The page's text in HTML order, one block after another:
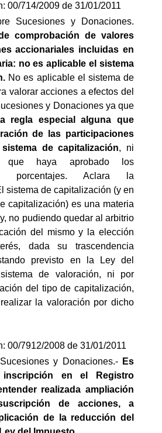
00/714/2009 de 31/01/2011
Sucesiones y Donaciones.
comprobación de valores
accionariales incluidas en
no es aplicable el sistema
No es aplicable el sistema de
valorar acciones a efectos del
y Donaciones ya que
regla especial alguna que
de las participaciones
de capitalización, ni
que haya aprobado los
porcentajes. Aclara la
sistema de capitalización (y en
capitalización) es una materia
no pudiendo quedar al arbitrio
del mismo y la elección
dada su trascendencia
previsto en la Ley del
sistema de valoración, ni por
del tipo de capitalización,
la valoración por dicho
00/7912/2008 de 31/01/2011
Sucesiones y Donaciones.- Es
en el Registro
realizada ampliación
de acciones, a
de la reducción del